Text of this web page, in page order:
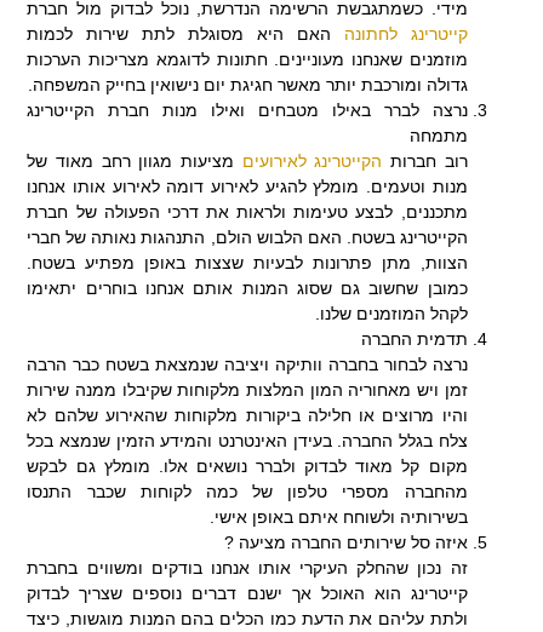
מידי. כשמתגבשת הרשימה הנדרשת, נוכל לבדוק מול חברת
קייטרינג לחתונה האם היא מסוגלת לתת שירות לכמות
מוזמנים שאנחנו מעוניינים. חתונות לדוגמא מצריכות הערכות
גדולה ומורכבת יותר מאשר חגיגת יום נישואין בחייק המשפחה.
נרצה לבררבאילו מטבחים ואילו מנות חברת הקייטרינג
מתמחה
רוב חברות הקייטרינג לאירועים מציעות מגוון רחב מאוד של
מנות וטעמים. מומלץ להגיע לאירוע דומה לאירוע אותו אנחנו
מתכננים, לבצע טעימות ולראות את דרכי הפעולה של חברת
הקייטרינג בשטח. האם הלבוש הולם, התנהגות נאותה של חברי
הצוות, מתן פתרונות לבעיות שצצות באופן מפתיע בשטח.
כמובן שחשוב גם שסוג המנות אותם אנחנו בוחרים יתאימו
לקהל המוזמנים שלנו.
תדמית החברה
נרצה לבחור בחברה וותיקה ויציבה שנמצאת בשטח כבר הרבה
זמן ויש מאחוריה המון המלצות מלקוחות שקיבלו ממנה שירות
והיו מרוצים או חלילה ביקורות מלקוחות שהאירוע שלהם לא
צלח בגלל החברה. בעידן האינטרנט והמידע הזמין שנמצא בכל
מקום קל מאוד לבדוק ולברר נושאים אלו. מומלץ גם לבקש
מהחברה מספרי טלפון של כמה לקוחות שכבר התנסו
בשירותיה ולשוחח איתם באופן אישי.
איזה סל שירותים החברה מציעה ?
זה נכון שהחלק העיקרי אותו אנחנו בודקים ומשווים בחברת
קייטרינג הוא האוכל אך ישנם דברים נוספים שצריך לבדוק
ולתת עליהם את הדעת כמו הכלים בהם המנות מוגשות, כיצד